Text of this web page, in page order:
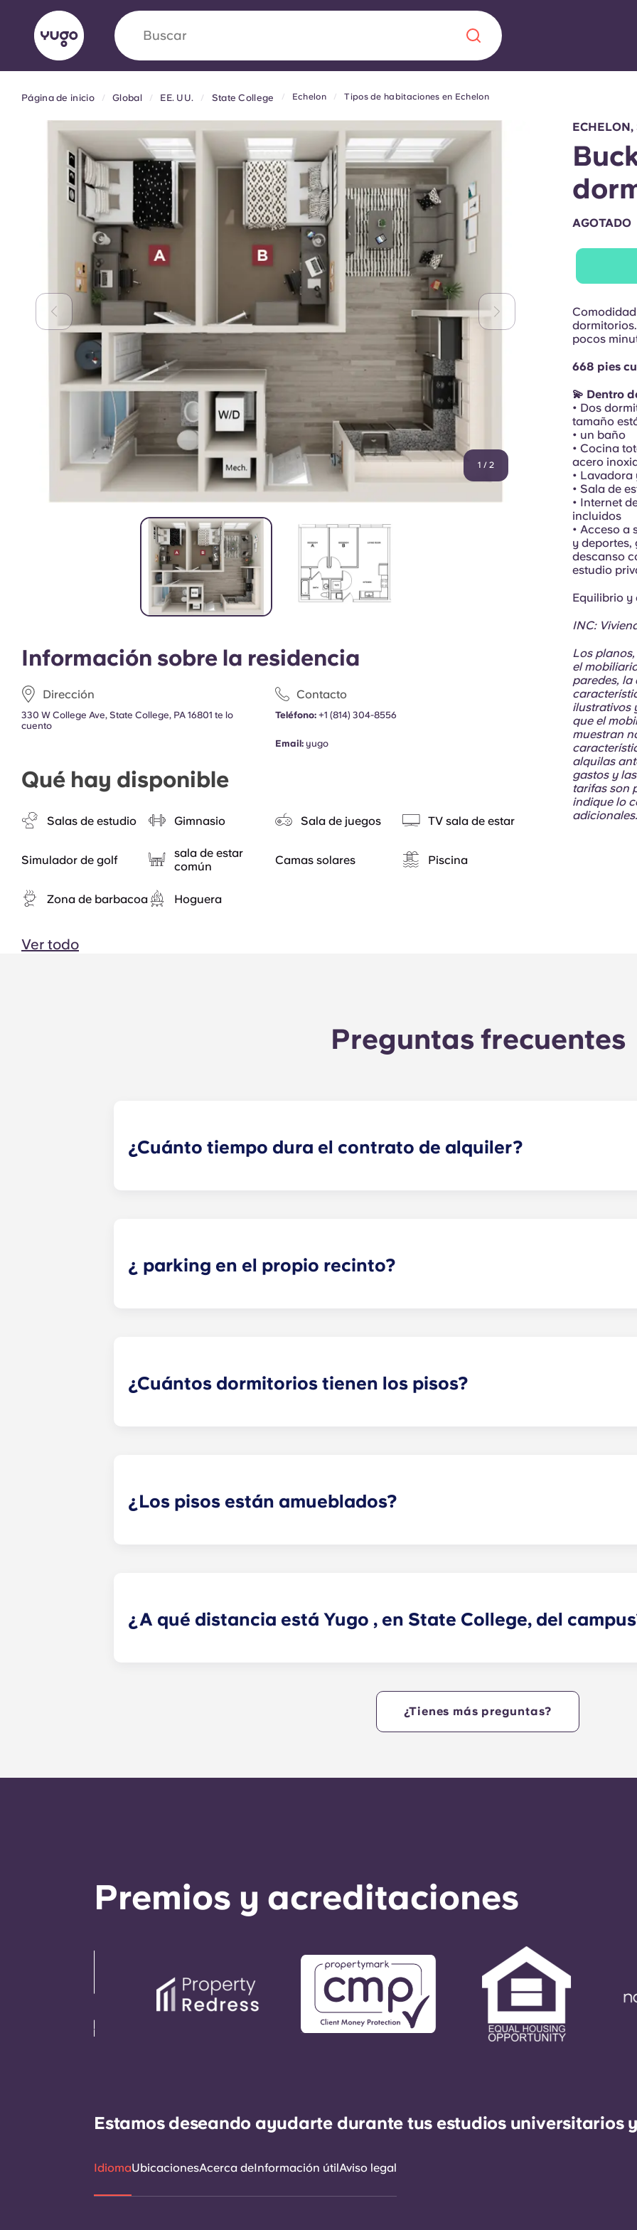
Buscar
Acerca deUbicacionesMás
Yugo VCARB: Impulsando una nueva era
en el alojamiento para estudiantes
La colaboración pionera Yugocon VCARB impulsa la innovación,
la ambición y momentos inolvidables para los estudiantes.
English (GB) English (US) Chinese
Portuguese
Página de inicio Global EE. UU. State College Echelon Tipos de habitaciones en Echelon
1 / 2
Información sobre la residencia
Dirección
330 W College Ave, State College, PA 16801 te lo
cuento
Contacto
Teléfono: +1 (814) 304-8556
Email: yugo
Qué hay disponible
Salas de estudio Gimnasio Sala de juegos TV sala de estar
Simulador de golf
sala de estar
común
Camas solares Piscina
Zona de barbacoa Hoguera
Ver todo
ECHELON,
AGOTADO
pocos
668 pies
💫 Dentro
• Dos
tamaño
• un baño
• Cocina
acero
• Lavadora
• Sala de
• Internet
incluidos
• Acceso a
y deportes,
descanso
estudio
Equilibrio y
INC:
Los
el
paredes, la
ilustrativos
que el
muestran
alquilas
gastos y
tarifas son
indique lo
adicionales.
Preguntas frecuentes
¿Cuánto tiempo dura el contrato de alquiler?
¿ parking en el propio recinto?
¿Cuántos dormitorios tienen los pisos?
¿Los pisos están amueblados?
¿A qué distancia está Yugo , en State College, del
a los estudiantes de Penn State lo último en comodidad, ¡para que puedas vivir en nuestros
¿Tienes más preguntas?
Premios y acreditaciones
Estamos deseando ayudarte durante tus estudios universitarios
IdiomaUbicacionesAcerca deInformación útilAviso legal